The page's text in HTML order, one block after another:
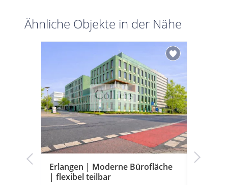
Ähnliche Objekte in der Nähe
Erlangen | Moderne Bürofläche
| flexibel teilbar